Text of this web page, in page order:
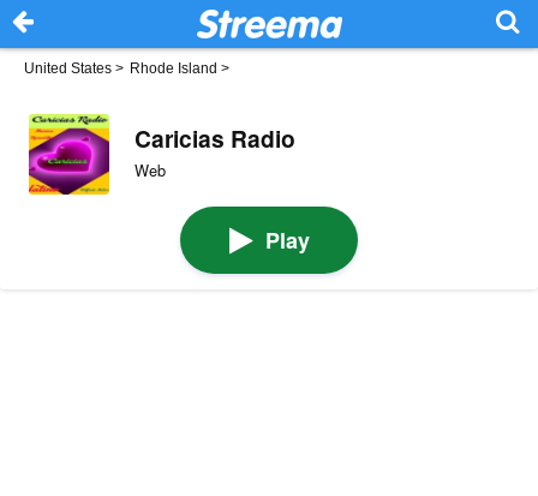
United States > Rhode Island >
Caricias Radio
Web
Play